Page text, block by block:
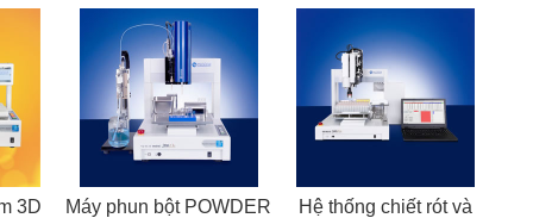
3D
Máy phun bột POWDER
Hệ thống chiết rót và